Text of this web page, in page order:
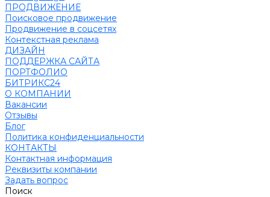
ПРОДВИЖЕНИЕ
Поисковое продвижение
Продвижение в соцсетях
Контекстная реклама
ДИЗАЙН
ПОДДЕРЖКА САЙТА
ПОРТФОЛИО
БИТРИКС24
О КОМПАНИИ
Вакансии
Отзывы
Блог
Политика конфиденциальности
КОНТАКТЫ
Контактная информация
Реквизиты компании
Задать вопрос
Поиск